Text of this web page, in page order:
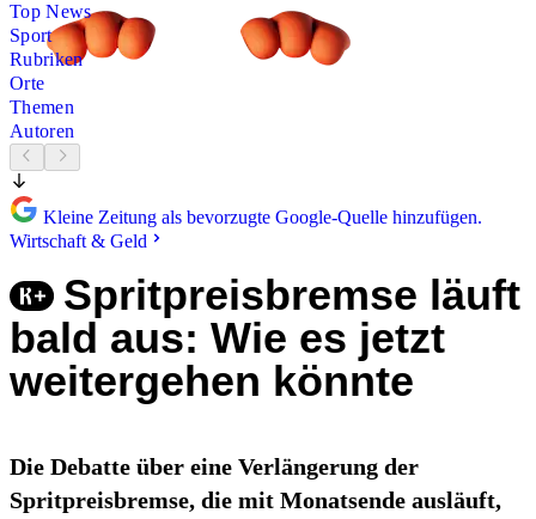
Top News
Sport
Rubriken
Orte
Themen
Autoren
Kleine Zeitung als bevorzugte Google-Quelle hinzufügen.
Wirtschaft & Geld
Spritpreisbremse läuft
bald aus: Wie es jetzt
weitergehen könnte
Die Debatte über eine Verlängerung der
Spritpreisbremse, die mit Monatsende ausläuft,